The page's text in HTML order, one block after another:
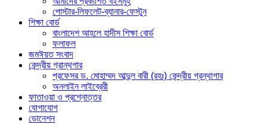
পোস্টার-লিফলেট-ব্যানার-ফেস্টুন
শিক্ষা বোর্ড
বাংলাদেশ আহলে হাদীস শিক্ষা বোর্ড
ফলাফল
জমঈয়ত সংবাদ
কেন্দ্রীয় গ্রান্থগার
প্রফেসর ড. মোহাম্মদ আব্দুল বারী (রহঃ) কেন্দ্রীয় গ্রন্থাগার
অনলাইন লাইব্রেরী
ফাতাওয়া ও প্রশ্নোত্তর
যোগাযোগ
ডোনেশন